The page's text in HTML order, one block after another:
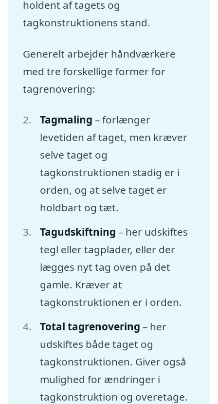
holdent af tagets og
tagkonstruktionens stand.
Generelt arbejder håndværkere
med tre forskellige former for
tagrenovering:
Tagmaling – forlænger
levetiden af taget, men kræver
selve taget og
tagkonstruktionen stadig er i
orden, og at selve taget er
holdbart og tæt.
Tagudskiftning – her udskiftes
tegl eller tagplader, eller der
lægges nyt tag oven på det
gamle. Kræver at
tagkonstruktionen er i orden.
Total tagrenovering – her
udskiftes både taget og
tagkonstruktionen. Giver også
mulighed for ændringer i
tagkonstruktion og overetage.